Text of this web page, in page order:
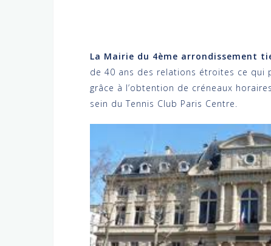
La Mairie du 4ème arrondissement
de 40 ans des relations étroites ce qui
grâce à l’obtention de créneaux
sein du Tennis Club Paris Centre.